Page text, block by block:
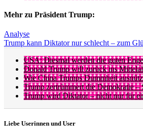
Mehr zu Präsident Trump:
Analyse
Trump kann Diktator nur schlecht – zum
USA: Diesmal werden die guten
Donald Trump will zurück ins
Wie China Trumps Dummheit
Trump zertrümmert die Demokratie –
Trump wird Diktator – nicht nur für
Liebe Userinnen und User